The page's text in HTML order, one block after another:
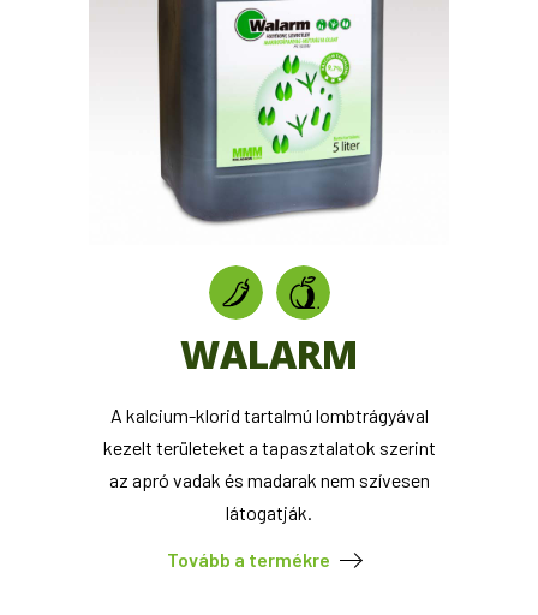
WALARM
A kalcium-klorid tartalmú lombtrágyával
kezelt területeket a tapasztalatok szerint
az apró vadak és madarak nem szívesen
látogatják.
Tovább a termékre